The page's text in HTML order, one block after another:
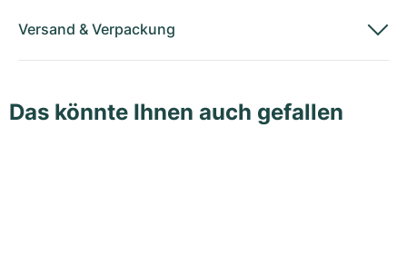
Versand & Verpackung
Das könnte Ihnen auch gefallen